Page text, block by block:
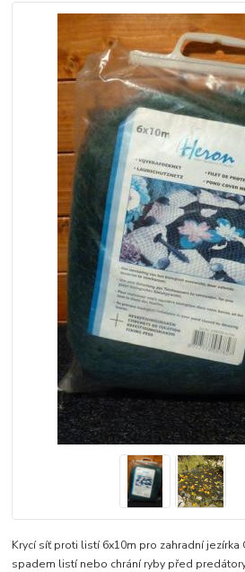
Krycí síť proti listí 6x10m pro zahradní jezírka
spadem listí nebo chrání ryby před